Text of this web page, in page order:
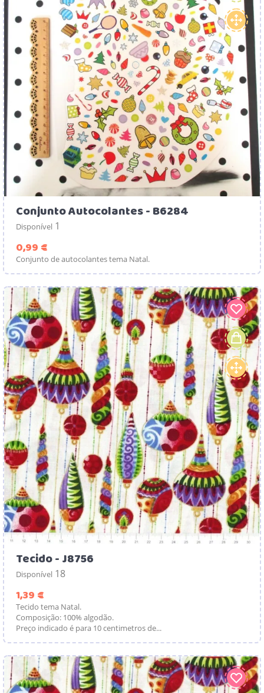
Conjunto Autocolantes - B6284
Disponível 1
0,99 €
Conjunto de autocolantes tema Natal.
Tecido - J8756
Disponível 18
1,39 €
Tecido tema Natal.
Composição: 100% algodão.
Preço indicado é para 10 centimetros de...